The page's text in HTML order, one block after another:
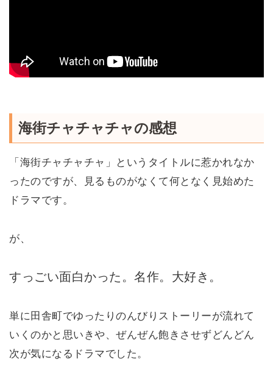
海街チャチャチャの感想
「海街チャチャチャ」というタイトルに惹かれなか
ったのですが、見るものがなくて何となく見始めた
ドラマです。
が、
すっごい面白かった。名作。大好き。
単に田舎町でゆったりのんびりストーリーが流れて
いくのかと思いきや、ぜんぜん飽きさせずどんどん
次が気になるドラマでした。